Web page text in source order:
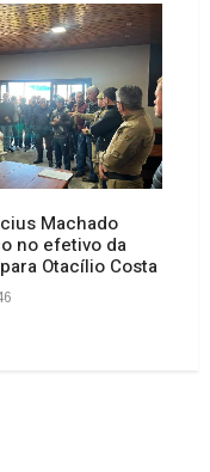
Machado
no efetivo da
Otacílio Costa